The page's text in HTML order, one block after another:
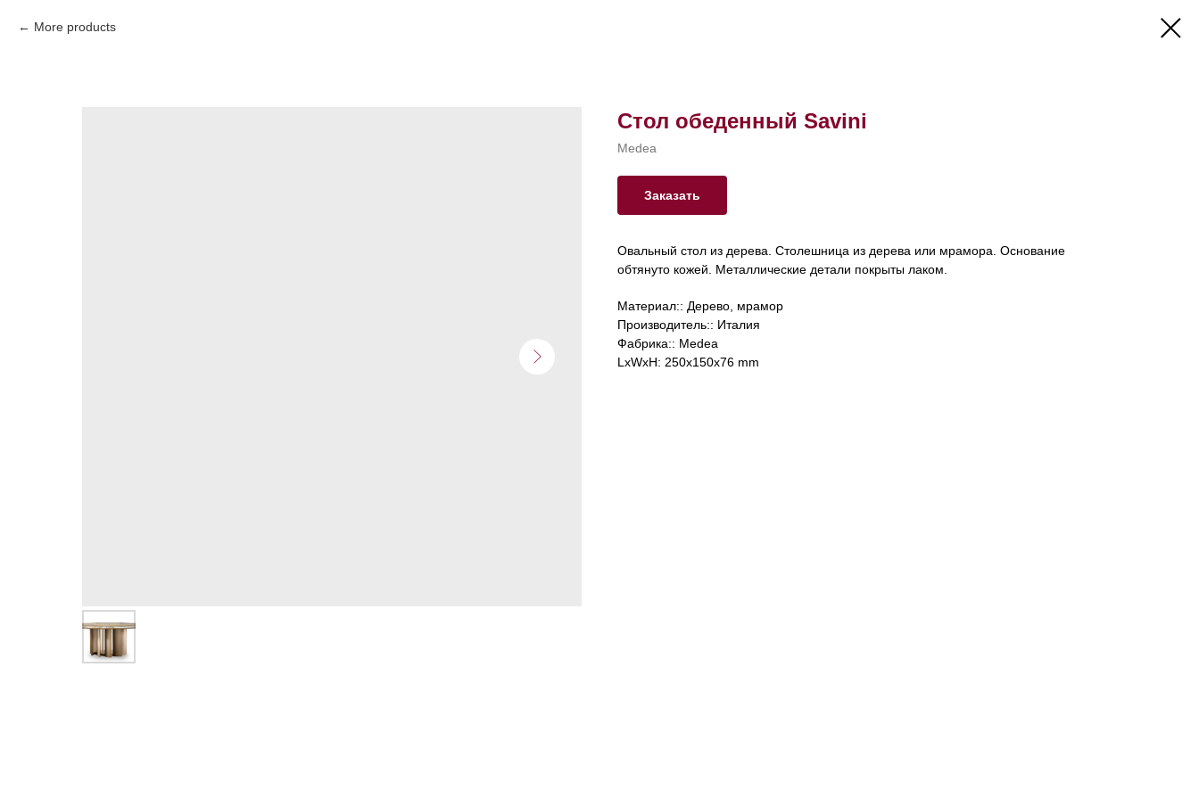
More products
Стол обеденный Savini
Medea
Заказать
Овальный стол из дерева. Столешница из дерева или мрамора. Основание
обтянуто кожей. Металлические детали покрыты лаком.
Материал:: Дерево, мрамор
Производитель:: Италия
Фабрика:: Medea
LxWxH: 250x150x76 mm